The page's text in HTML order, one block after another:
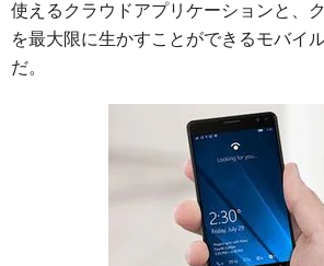
使えるクラウドアプリケーションと、
を最大限に生かすことができるモバイ
だ。